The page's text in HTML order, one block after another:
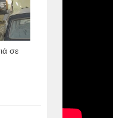
σε